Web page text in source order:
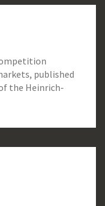
published
the Heinrich-